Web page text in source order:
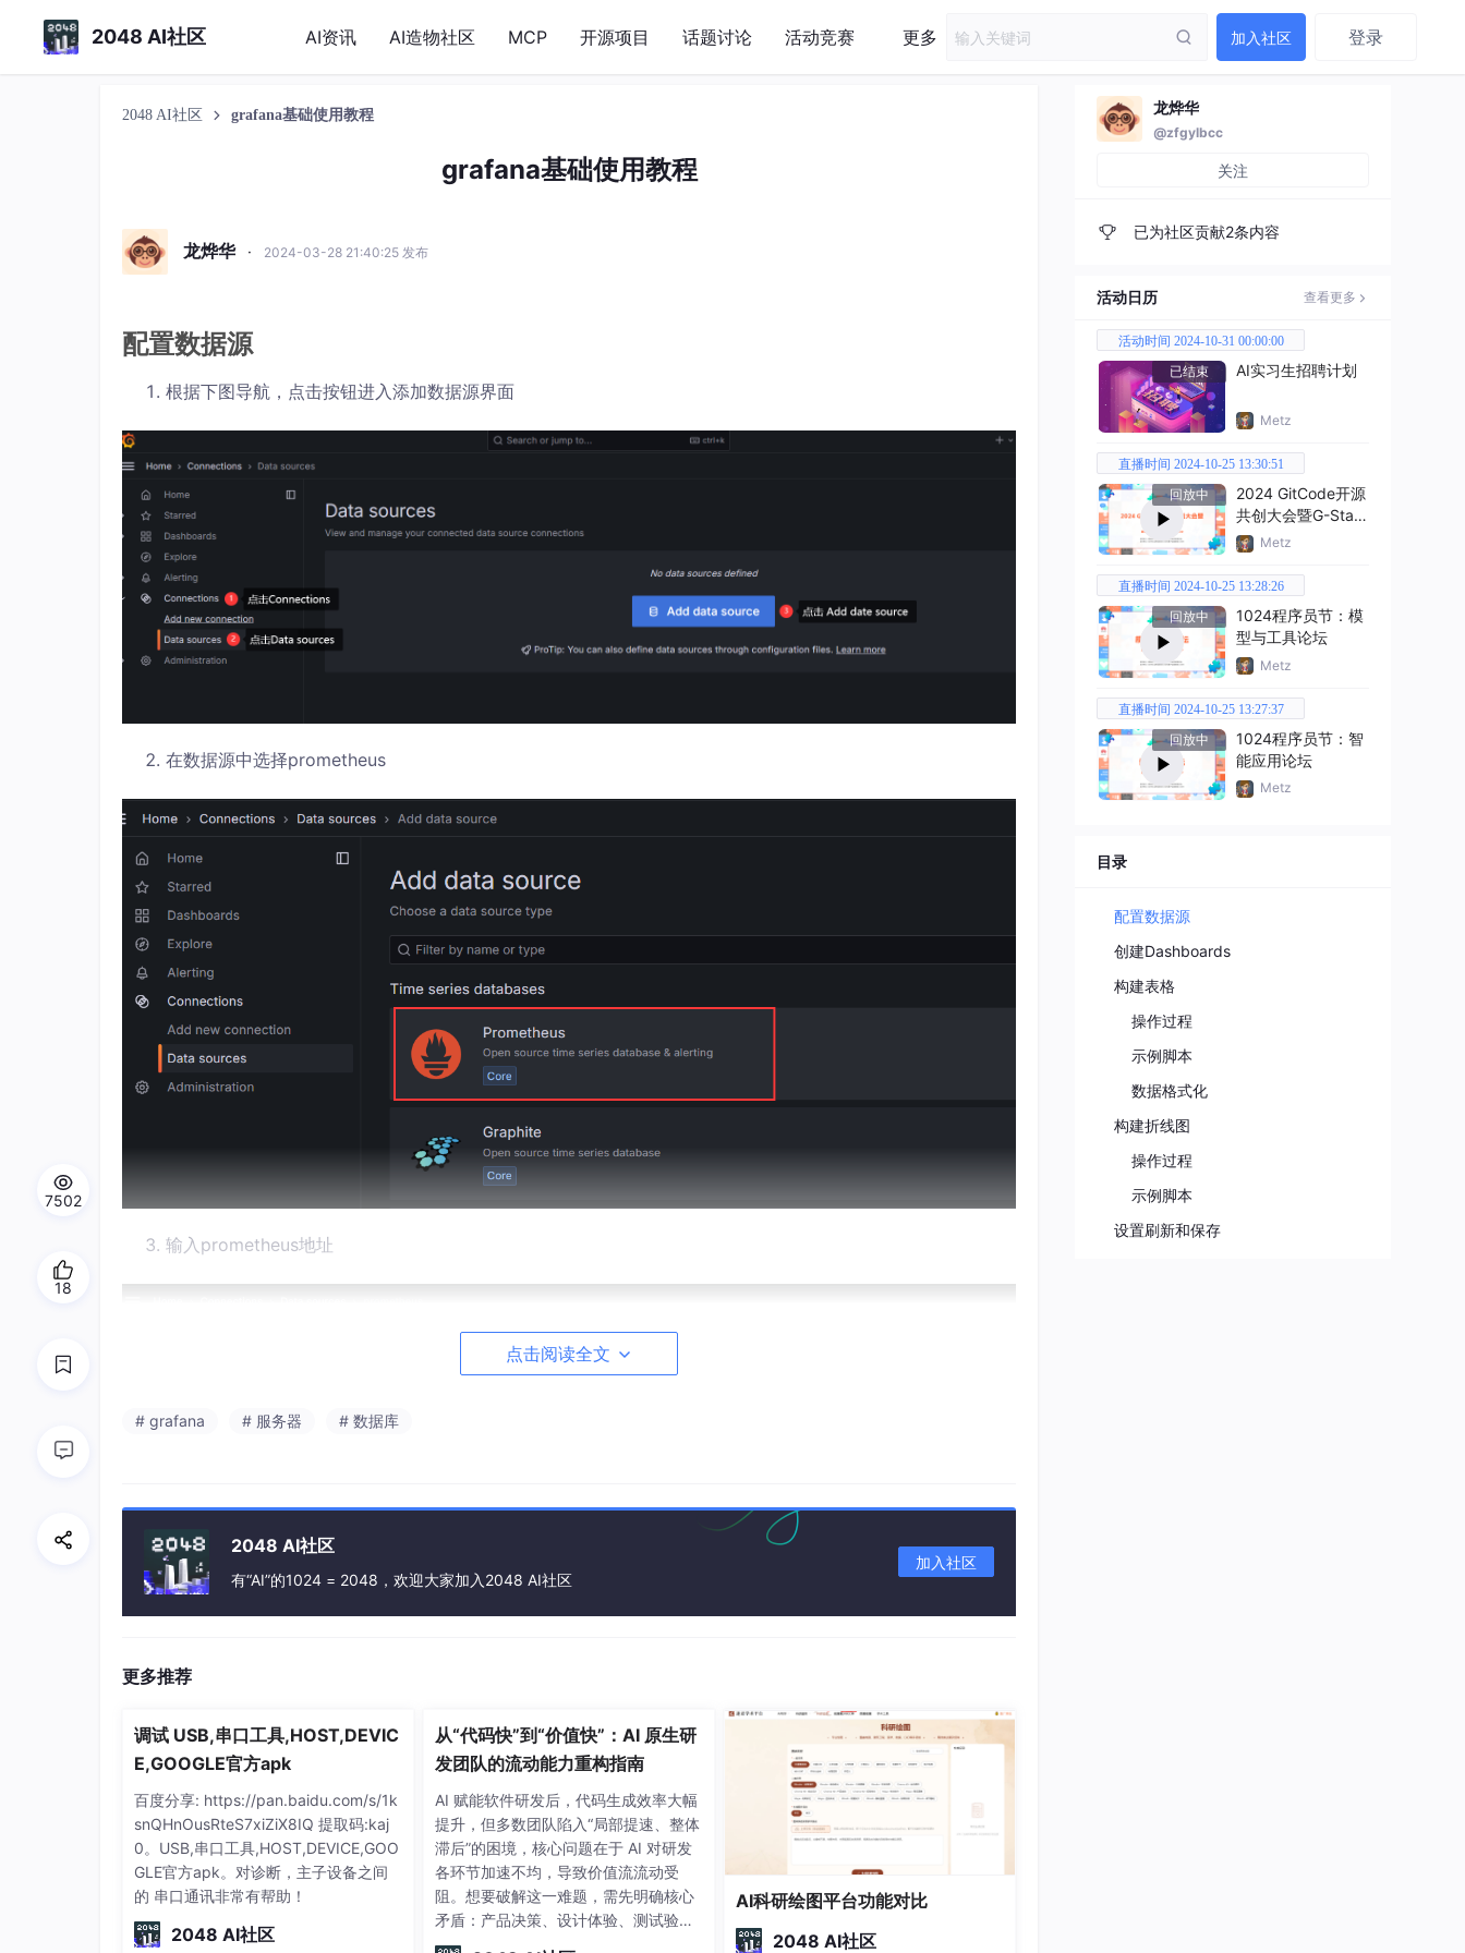
2048 AI社区 AI资讯 AI造物社区 MCP 开源项目 话题讨论 活动竞赛 更多 加入社区 登录
2048 AI社区 grafana基础使用教程
grafana基础使用教程
龙烨华 · 2024-03-28 21:40:25 发布
配置数据源
根据下图导航，点击按钮进入添加数据源界面
在数据源中选择prometheus
输入prometheus地址
滚动到最下面，点击 Save&test
点击阅读全文
# grafana # 服务器 # 数据库
2048 AI社区
有“AI”的1024 = 2048，欢迎大家加入2048 AI社区
加入社区
更多推荐
调试 USB,串口工具,HOST,DEVIC
E,GOOGLE官方apk
百度分享: https://pan.baidu.com/s/1k
snQHnOusRteS7xiZiX8IQ 提取码:kaj
0。USB,串口工具,HOST,DEVICE,GOO
GLE官方apk。对诊断，主子设备之间
的 串口通讯非常有帮助！
2048 AI社区
从“代码快”到“价值快”：AI 原生研
发团队的流动能力重构指南
AI 赋能软件研发后，代码生成效率大幅
提升，但多数团队陷入“局部提速、整体
滞后”的困境，核心问题在于 AI 对研发
各环节加速不均，导致价值流流动受
阻。想要破解这一难题，需先明确核心
矛盾：产品决策、设计体验、测试验证
等环节的效率提升跟不上代码生成速
AI科研绘图平台功能对比
2048 AI社区
7502
18
龙烨华
@zfgylbcc
关注
已为社区贡献2条内容
活动日历 查看更多
活动时间 2024-10-31 00:00:00
已结束
AI实习生招聘计划
Metz
直播时间 2024-10-25 13:30:51
回放中
2024 GitCode开源
共创大会暨G-Star
嘉年华
Metz
直播时间 2024-10-25 13:28:26
回放中
1024程序员节：模
型与工具论坛
Metz
直播时间 2024-10-25 13:27:37
回放中
1024程序员节：智
能应用论坛
Metz
目录
配置数据源
创建Dashboards
构建表格
操作过程
示例脚本
数据格式化
构建折线图
操作过程
示例脚本
设置刷新和保存